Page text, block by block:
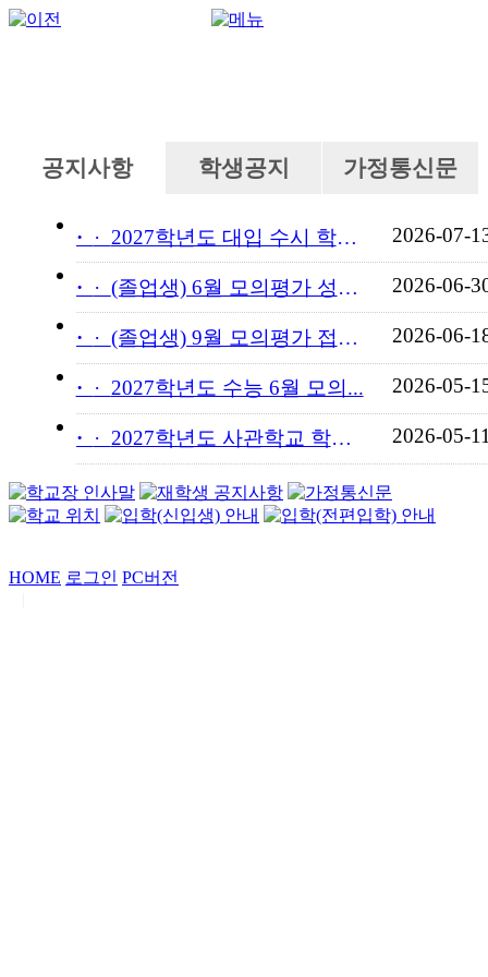
공지사항 학생공지 가정통신문
· 2027학년도 대입 수시 학교... 2026-07-
· (졸업생) 6월 모의평가 성적... 2026-06-
· (졸업생) 9월 모의평가 접수... 2026-06-
· 2027학년도 수능 6월 모의... 2026-05-
· 2027학년도 사관학교 학교장... 2026-05-
HOME 로그인 PC버전